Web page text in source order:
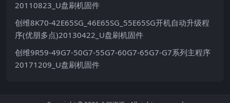
20110823_U盘刷机固件
创维8K70-42E65SG_46E65SG_55E65SG开机自动升级程
序(优朋多点)20130422_U盘刷机固件
创维9R59-49G7-50G7-55G7-60G7-65G7-G7系列主程序
20171209_U盘刷机固件